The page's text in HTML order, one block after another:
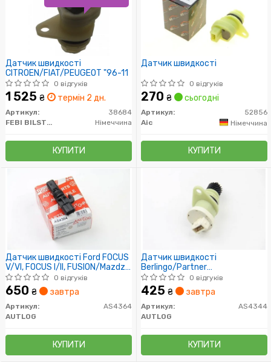
Датчик швидкості
CITROEN/FIAT/PEUGEOT "96-11
0 відгуків
1 525 ₴ термін 2 дн.
Артикул:
38684
FEBI BILSTEIN
Німеччина
КУПИТИ
Датчик швидкості
0 відгуків
270 ₴ сьогодні
Артикул:
52856
Aic
Німеччина
КУПИТИ
Датчик швидкості Ford FOCUS
V/VI, FOCUS I/II, FUSION/Mazdza
2, 1.2-2.0 TDCi 99-
0 відгуків
650 ₴ завтра
Артикул:
AS4364
AUTLOG
КУПИТИ
Датчик швидкості
Berlingo/Partner
1.8/1.9D/2.0HDI0 відгуків
425 ₴ завтра
Артикул:
AS4344
AUTLOG
КУПИТИ